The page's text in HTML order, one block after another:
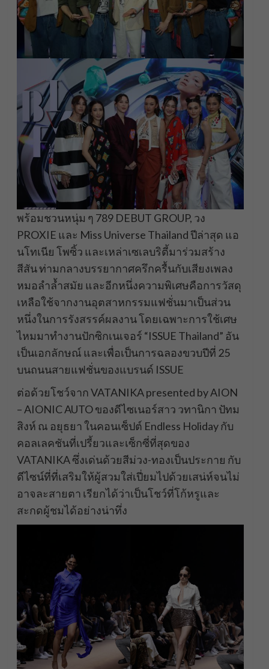
พร้อมชวนหนุ่ม ๆ 789 DEBUT GROUP, วง
PROXIE และ Miss Universe Thailand ปีล่าสุด แอ
นโทเนีย โพซิ้ว และเหล่าเซเลบริตี้มาร่วมสร้าง
สีสัน ท่ามกลางบรรยากาศครึกครื้นกับเสียงเพลง
หมอลำล้ำสมัย และอีกหนึ่งความพิเศษคือการวัสดุ
เหลือใช้จากงานอุตสาหกรรมแฟชั่นมาเป็นส่วน
หนึ่งในการรังสรรค์ผลงาน โดยเฉพาะการใช้เศษ
ไหมมาทำงานปักซิกเนเจอร์ “ISSUE Thailand” อัน
เป็นเอกลักษณ์ และเพื่อเป็นการฉลองขวบปีที่ 25
บนถนนสายแฟชั่นของแบรนด์ ISSUE
ต่อด้วยโชว์จาก VATANIKA presented by AION
– AIONIC AUTO ของดีไซเนอร์สาว วทานิกา ปัทม
สิงห์ ณ อยุธยา ในคอนเซ็ปต์ Endless Holiday กับ
คอลเลคชันที่เปรี้ยวและเซ็กซี่ที่สุดของ
VATANIKA ซึ่งเด่นด้วยสีม่วง-ทองเป็นประกาย กับ
ดีไซน์ที่ที่เสริมให้ผู้สวมใส่เปี่ยมไปด้วยเสน่ห์จนไม่
อาจละสายตา เรียกได้ว่าเป็นโชว์ที่โก้หรูและ
สะกดผู้ชมได้อย่างน่าทึ่ง